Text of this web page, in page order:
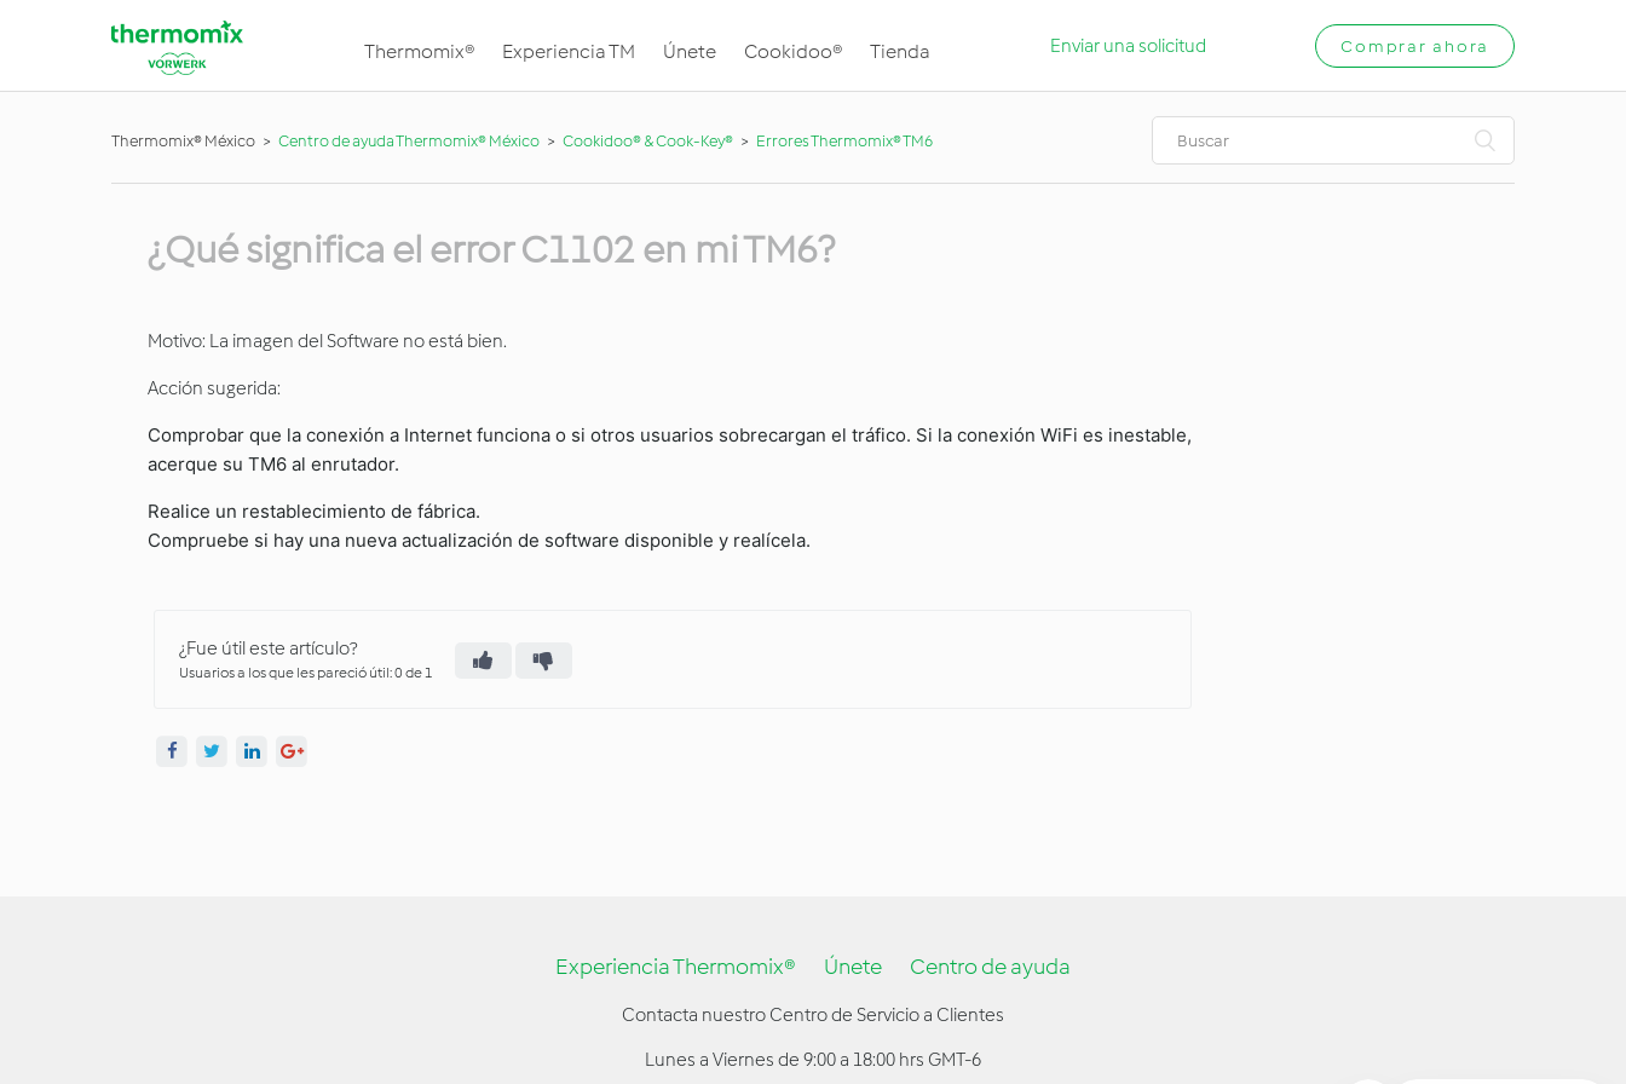
Thermomix® Experiencia TM Únete Cookidoo® Tienda Enviar una solicitud Comprar ahora
Thermomix® México Centro de ayuda Thermomix® México Cookidoo® & Cook-Key® Errores Thermomix® TM6
¿Qué significa el error C1102 en mi TM6?
Motivo: La imagen del Software no está bien.
Acción sugerida:
Comprobar que la conexión a Internet funciona o si otros usuarios sobrecargan el tráfico. Si la conexión WiFi es inestable,
acerque su TM6 al enrutador.
Realice un restablecimiento de fábrica.
Compruebe si hay una nueva actualización de software disponible y realícela.
¿Fue útil este artículo?
Usuarios a los que les pareció útil: 0 de 1
Experiencia Thermomix® Únete Centro de ayuda
Contacta nuestro Centro de Servicio a Clientes
Lunes a Viernes de 9:00 a 18:00 hrs GMT-6